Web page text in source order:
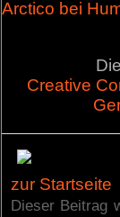
Arctico bei
Creative
zur Startseite
Dieser Beitrag